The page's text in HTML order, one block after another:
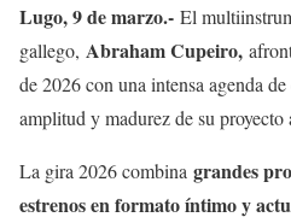
Lugo, 9 de marzo.- El
gallego, Abraham Cupeiro,
de 2026 con una intensa agenda
amplitud y madurez de su proyecto
La gira 2026 combina grandes
estrenos en formato íntimo y